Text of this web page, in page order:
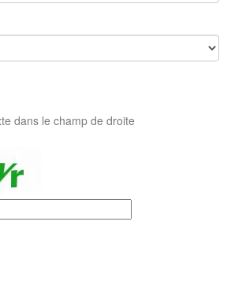
dans le champ de droite